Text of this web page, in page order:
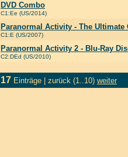
DVD Combo
C1:Ee (US/2014)
Paranormal Activity - The Ultimate
C1:E (US/2007)
Paranormal Activity 2 - Blu-Ray
C2:DEd (US/2010)
17 Einträge | zurück (1..10) weiter